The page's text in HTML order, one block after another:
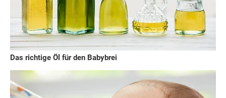
Das richtige Öl für den Babybrei